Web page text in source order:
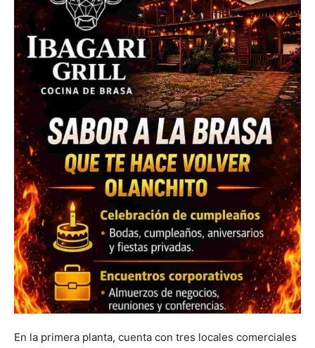
En la primera planta, cuenta con tres locales comerciales